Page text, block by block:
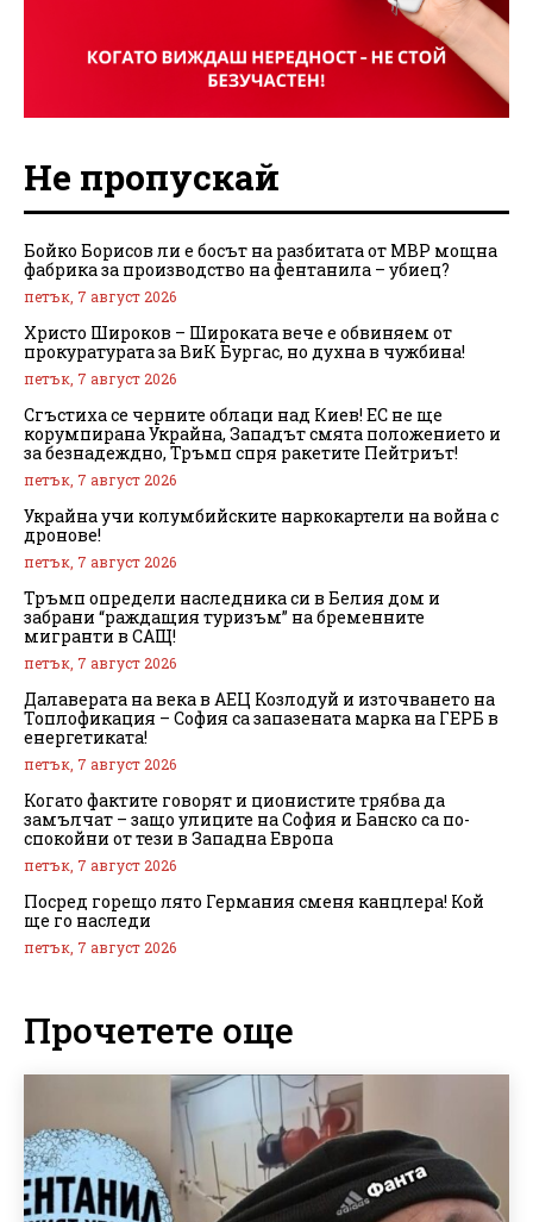
Не пропускай
Бойко Борисов ли е босът на разбитата от МВР мощна
фабрика за производство на фентанила – убиец?
петък, 7 август 2026
Христо Широков – Широката вече е обвиняем от
прокуратурата за ВиК Бургас, но духна в чужбина!
петък, 7 август 2026
Сгъстиха се черните облаци над Киев! ЕС не ще
корумпирана Украйна, Западът смята положението и
за безнадеждно, Тръмп спря ракетите Пейтриът!
петък, 7 август 2026
Украйна учи колумбийските наркокартели на война с
дронове!
петък, 7 август 2026
Тръмп определи наследника си в Белия дом и
забрани “раждащия туризъм” на бременните
мигранти в САЩ!
петък, 7 август 2026
Далаверата на века в АЕЦ Козлодуй и източването на
Топлофикация – София са запазената марка на ГЕРБ в
енергетиката!
петък, 7 август 2026
Когато фактите говорят и ционистите трябва да
замълчат – защо улиците на София и Банско са по-
спокойни от тези в Западна Европа
петък, 7 август 2026
Посред горещо лято Германия сменя канцлера! Кой
ще го наследи
петък, 7 август 2026
Прочетете още